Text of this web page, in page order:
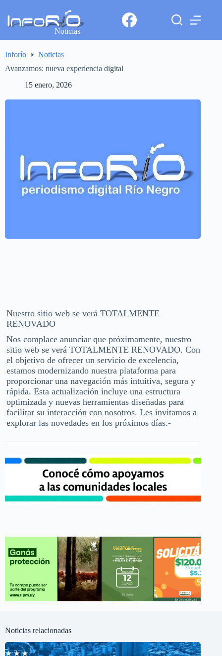
Noticias
Inforío
Noticias
Avanzamos: nueva experiencia digital
15 enero, 2026
Nuestro sitio web se verá TOTALMENTE
RENOVADO
Nos complace anunciar que próximamente, nuestro
sitio web se verá TOTALMENTE RENOVADO. Con
el objetivo de ofrecer un servicio de excelencia,
estamos modernizando nuestra plataforma para
proporcionar una navegación más intuitiva, segura y
rápida. Esta actualización incluye una estructura
optimizada y nuevas herramientas diseñadas para
facilitar su interacción con nosotros. Les invitamos a
explorar las novedades en los próximos días.-
Noticias relacionadas